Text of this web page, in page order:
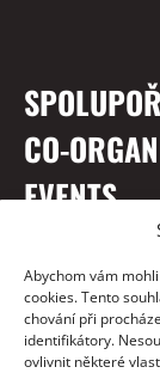
Abychom vám
cookies. Tento
chování při
identifikátory.
ovlivnit některé
CO-
EVENTS